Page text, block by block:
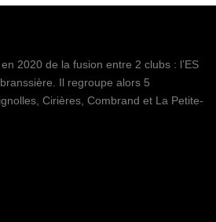
2020 de la fusion entre 2 clubs : l’ES
Il regroupe alors 5
Cirières, Combrand et La Petite-